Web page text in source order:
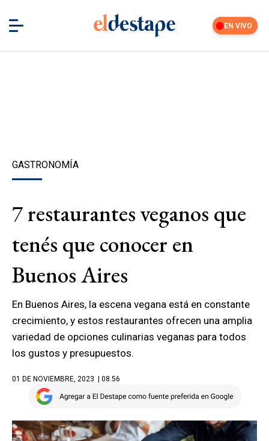
EN VIVO
GASTRONOMÍA
7 restaurantes veganos que
tenés que conocer en
Buenos Aires
En Buenos Aires, la escena vegana está en constante
crecimiento, y estos restaurantes ofrecen una amplia
variedad de opciones culinarias veganas para todos
los gustos y presupuestos.
01 DE NOVIEMBRE, 2023 | 08.56